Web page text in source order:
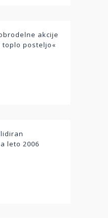
akcije
toplo posteljo«
leto 2006